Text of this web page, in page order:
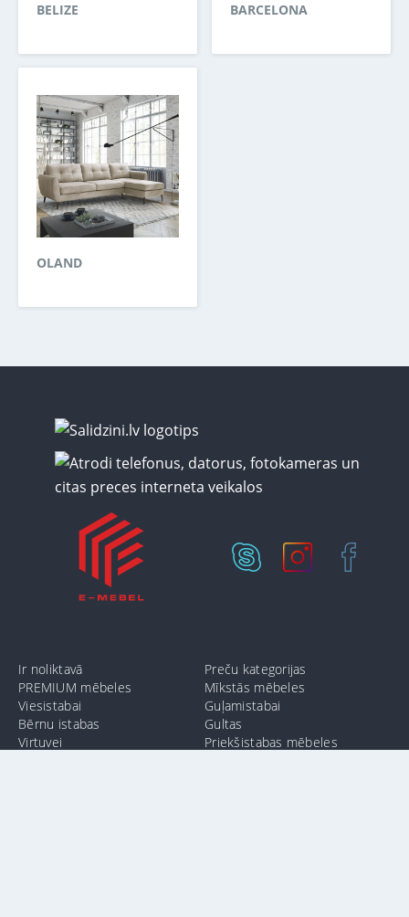
BELIZE BARCELONA
OLAND
Ir noliktavā
Preču kategorijas
PREMIUM mēbeles
Mīkstās mēbeles
Viesistabai
Guļamistabai
Bērnu istabas
Gultas
Virtuvei
Priekšistabas mēbeles